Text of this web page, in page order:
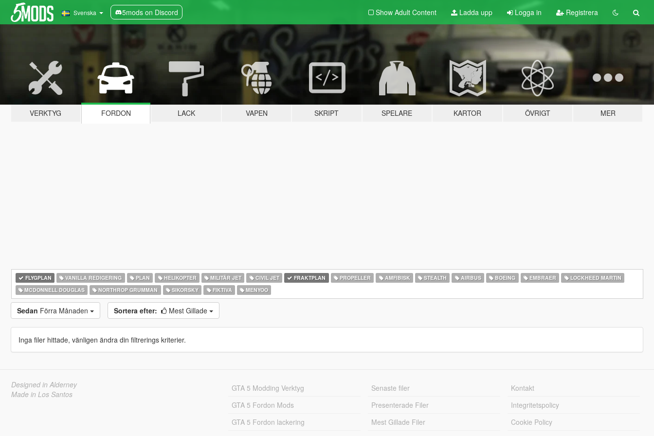
Svenska 5mods on Discord Show Adult Content Ladda upp Logga in Registrera
VERKTYG FORDON LACK VAPEN SKRIPT SPELARE KARTOR ÖVRIGT MER
FLYGPLAN VANILLA REDIGERING PLAN HELIKOPTER MILITÄR JET CIVIL JET FRAKTPLAN PROPELLER AMFIBISK STEALTH AIRBUS BOEING EMBRAER
LOCKHEED MARTIN
MCDONNELL DOUGLAS
NORTHROP GRUMMAN SIKORSKY FIKTIVA MENYOO
Sedan Förra Månaden Sortera efter: Mest Gillade
Inga filer hittade, vänligen ändra din filtrerings kriterier.
Designed in Alderney
Made in Los Santos
GTA 5 Modding Verktyg
GTA 5 Fordon Mods
GTA 5 Fordon lackering
Senaste filer
Presenterade Filer
Mest Gillade Filer
Kontakt
Integritetspolicy
Cookie Policy